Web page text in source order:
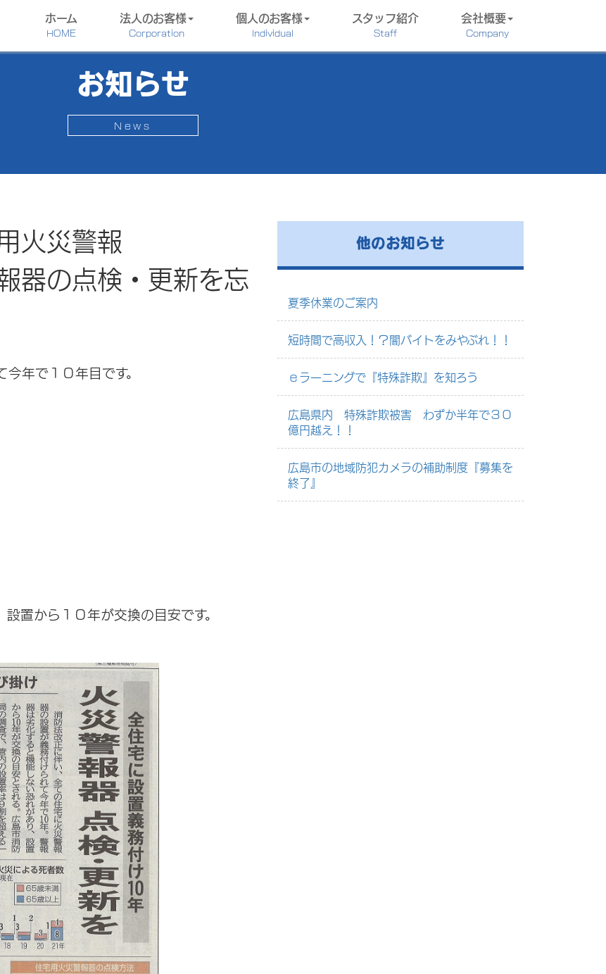
ホーム
HOME
法人のお客様
Corporation
個人のお客様
Individual
スタッフ紹介
Staff
会社概要
Company
お知らせ
News
火災警報
点検・更新を忘
年で１０年目です。
置から１０年が交換の目安です。
他のお知らせ
夏季休業のご案内
短時間で高収入！？闇バイトをみやぶれ！！
ｅラーニングで『特殊詐欺』を知ろう
広島県内 特殊詐欺被害 わずか半年で３０
億円越え！！
広島市の地域防犯カメラの補助制度『募集を
終了』